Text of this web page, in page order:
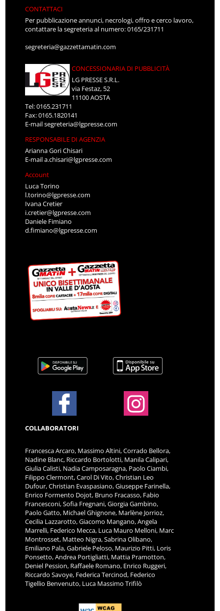
CONTATTACI
Per pubblicazione annunci, necrologi, offro e cerco lavoro,
contattare la segreteria al numero: 0165/231711
segreteria@gazzettamatin.com
CONCESSIONARIA DI PUBBLICITÀ
LG PRESSE S.R.L.
via Festaz, 52
11100 AOSTA
Tel: 0165.231711
Fax: 0165.1820141
E-mailsegreteria@lgpresse.com
RESPONSABILE DI AGENZIA
Arianna Gori Chisari
E-maila.chisari@lgpresse.com
Account
Luca Torino
l.torino@lgpresse.com
Ivana Cretier
i.cretier@lgpresse.com
Daniele Fimiano
d.fimiano@lgpresse.com
COLLABORATORI
Francesca Arcaro, Massimo Altini, Corrado Bellora,
Nadine Blanc, Riccardo Bortolotti, Manila Calipari,
Giulia Calisti, Nadia Camposaragna, Paolo Ciambi,
Filippo Clermont, Carol Di Vito, Christian Leo
Dufour, Christian Evaspasiano, Giuseppe Farinella,
Enrico Formento Dojot, Bruno Fracasso, Fabio
Francesconi, Sofia Fregnani, Giorgia Gambino,
Paolo Gatto, Michael Ghignone, Marlène Jorrioz,
Cecilia Lazzarotto, Giacomo Mangano, Angela
Marrelli, Federico Mecca, Luca Mauro Melloni, Marc
Montrosset, Matteo Nigra, Sabrina Olibano,
Emiliano Pala, Gabriele Peloso, Maurizio Pitti, Loris
Ponsetto, Andrea Portigliatti, Mattia Pramotton,
Deniel Pession, Raffaele Romano, Enrico Ruggeri,
Riccardo Savoye, Federica Tercinod, Federico
Tigellio Benvenuto, Luca Massimo Trifilò